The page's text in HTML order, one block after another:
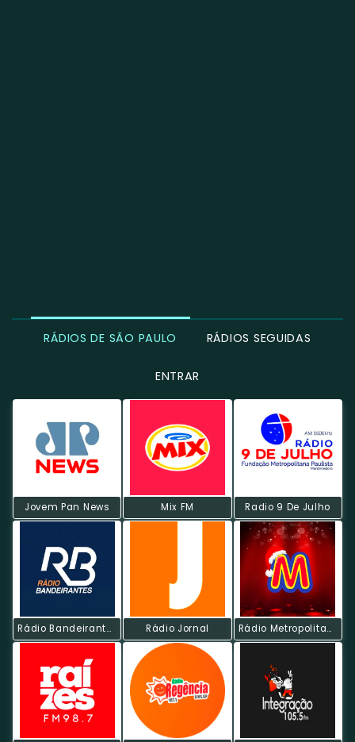
RÁDIOS DE SÃO PAULO RÁDIOS SEGUIDAS
ENTRAR
Jovem Pan News Mix FM Radio 9 De Julho
Rádio Bandeirantes AM Rádio Jornal Rádio Metropolitana